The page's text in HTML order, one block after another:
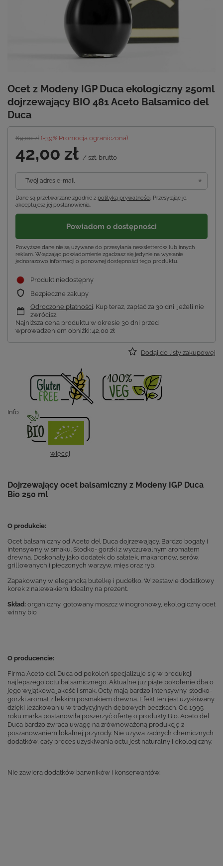
Ocet z Modeny IGP Duca ekologiczny 250ml
dojrzewający BIO 481 Aceto Balsamico del
Duca
69,00 zł (-39% Promocja ograniczona)
42,00 zł / szt. brutto
Twój adres e-mail
Dane są przetwarzane zgodnie z polityką prywatności. Przesyłając je,
akceptujesz jej postanowienia.
Powiadom o dostępności
Powyższe dane nie są używane do przesyłania newsletterów lub innych
reklam. Włączając powiadomienie zgadzasz się jedynie na wysłanie
jednorazowo informacji o ponownej dostępności tego produktu.
Produkt niedostępny
Bezpieczne zakupy
Odroczone płatności. Kup teraz, zapłać za 30 dni, jeżeli nie
zwrócisz.
Najniższa cena produktu w okresie 30 dni przed
wprowadzeniem obniżki: 42,00 zł
Dodaj do listy zakupowej
Info
więcej
Dojrzewający ocet balsamiczny z Modeny IGP Duca
Bio 250 ml
O produkcie:
Ocet balsamiczny od Aceto del Duca dojrzewający. Bardzo bogaty i
intensywny w smaku. Słodko- gorzki z wyczuwalnym aromatem
drewna. Doskonały jako dodatek do sałatek, makaronów, serów,
grillowanych i pieczonych warzyw, mięs oraz ryb.
Zapakowany w elegancką butelkę i pudełko. W zestawie dodatkowy
korek z nalewakiem. Idealny na prezent.
Skład:organiczny, gotowany moszcz winogronowy, ekologiczny ocet
winny bio
O producencie:
Firma Aceto del Duca od pokoleń specjalizuje się w produkcji
najlepszego octu balsamicznego. Aktualne już piąte pokolenie dba o
jego wyjątkową jakość i smak. Octy mają bardzo intensywny, słodko-
gorzki aromat z lekkim posmakiem drewna. Efekt ten jest uzyskiwany
dzięki leżakowaniu w tradycyjnych dębowych beczkach. Od 1995
roku marka postanowiła poszerzyć ofertę o produkty Bio. Aceto del
Duca bardzo zwraca uwagę na zrównoważoną produkcję z
poszanowaniem lokalnej przyrody. Nie używa żadnych chemicznych
dodatków, cały proces uzyskiwania octu jest naturalny i ekologiczny.
Nie zawiera dodatków barwników i konserwantów.